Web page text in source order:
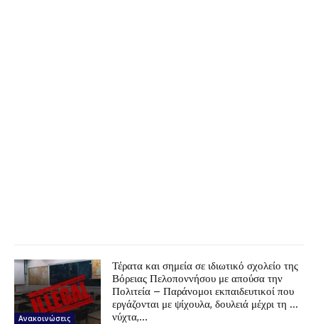
Ανακοινώσεις
Τέρατα και σημεία σε ιδιωτικό σχολείο της
Βόρειας Πελοποννήσου με απούσα την
Πολιτεία – Παράνομοι εκπαιδευτικοί που
εργάζονται με ψίχουλα, δουλειά μέχρι τη …
νύχτα,...